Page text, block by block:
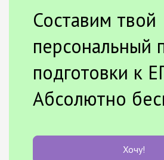
Составим твой
персональный
подготовки к
Абсолютно
Хочу!